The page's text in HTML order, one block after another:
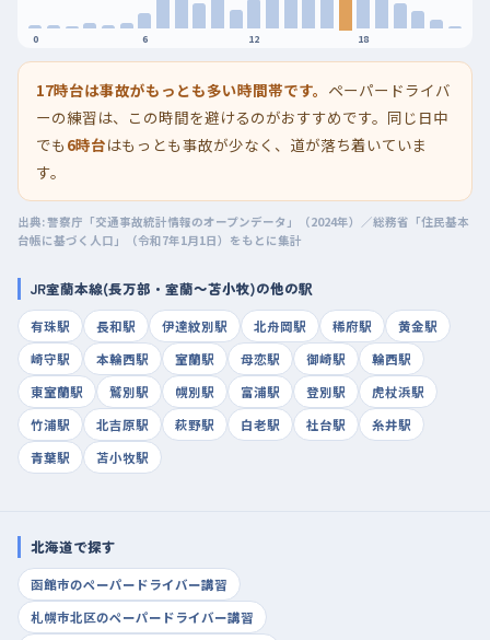
0 6 12 18
17時台は事故がもっとも多い時間帯です。 ペーパードライバ
ーの練習は、この時間を避けるのがおすすめです。同じ日中
でも 6時台はもっとも事故が少なく、道が落ち着いていま
す。
出典: 警察庁「交通事故統計情報のオープンデータ」（2024年）／総務省「住民基本
台帳に基づく人口」（令和7年1月1日）をもとに集計
JR室蘭本線(長万部・室蘭～苫小牧)の他の駅
有珠駅 長和駅 伊達紋別駅 北舟岡駅 稀府駅
黄金駅
崎守駅
本輪西駅 室蘭駅 母恋駅 御崎駅
輪西駅
東室蘭駅
鷲別駅 幌別駅 富浦駅 登別駅
虎杖浜駅
竹浦駅
北吉原駅 萩野駅 白老駅 社台駅
糸井駅
青葉駅
苫小牧駅
北海道で探す
函館市のペーパードライバー講習
札幌市北区のペーパードライバー講習